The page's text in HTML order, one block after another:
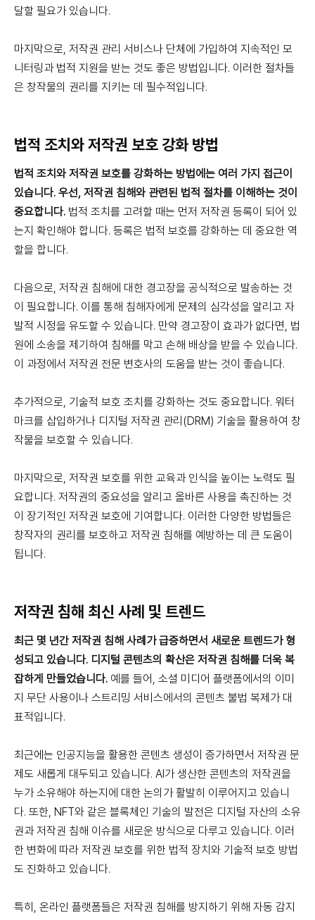
달할 필요가 있습니다.
마지막으로, 저작권 관리 서비스나 단체에 가입하여 지속적인 모
니터링과 법적 지원을 받는 것도 좋은 방법입니다. 이러한 절차들
은 창작물의 권리를 지키는 데 필수적입니다.
법적 조치와 저작권 보호 강화 방법
법적 조치와 저작권 보호를 강화하는 방법에는 여러 가지 접근이
있습니다. 우선, 저작권 침해와 관련된 법적 절차를 이해하는 것이
중요합니다. 법적 조치를 고려할 때는 먼저 저작권 등록이 되어 있
는지 확인해야 합니다. 등록은 법적 보호를 강화하는 데 중요한 역
할을 합니다.
다음으로, 저작권 침해에 대한 경고장을 공식적으로 발송하는 것
이 필요합니다. 이를 통해 침해자에게 문제의 심각성을 알리고 자
발적 시정을 유도할 수 있습니다. 만약 경고장이 효과가 없다면, 법
원에 소송을 제기하여 침해를 막고 손해 배상을 받을 수 있습니다.
이 과정에서 저작권 전문 변호사의 도움을 받는 것이 좋습니다.
추가적으로, 기술적 보호 조치를 강화하는 것도 중요합니다. 워터
마크를 삽입하거나 디지털 저작권 관리(DRM) 기술을 활용하여 창
작물을 보호할 수 있습니다.
마지막으로, 저작권 보호를 위한 교육과 인식을 높이는 노력도 필
요합니다. 저작권의 중요성을 알리고 올바른 사용을 촉진하는 것
이 장기적인 저작권 보호에 기여합니다. 이러한 다양한 방법들은
창작자의 권리를 보호하고 저작권 침해를 예방하는 데 큰 도움이
됩니다.
저작권 침해 최신 사례 및 트렌드
최근 몇 년간 저작권 침해 사례가 급증하면서 새로운 트렌드가 형
성되고 있습니다. 디지털 콘텐츠의 확산은 저작권 침해를 더욱 복
잡하게 만들었습니다. 예를 들어, 소셜 미디어 플랫폼에서의 이미
지 무단 사용이나 스트리밍 서비스에서의 콘텐츠 불법 복제가 대
표적입니다.
최근에는 인공지능을 활용한 콘텐츠 생성이 증가하면서 저작권 문
제도 새롭게 대두되고 있습니다. AI가 생산한 콘텐츠의 저작권을
누가 소유해야 하는지에 대한 논의가 활발히 이루어지고 있습니
다. 또한, NFT와 같은 블록체인 기술의 발전은 디지털 자산의 소유
권과 저작권 침해 이슈를 새로운 방식으로 다루고 있습니다. 이러
한 변화에 따라 저작권 보호를 위한 법적 장치와 기술적 보호 방법
도 진화하고 있습니다.
특히, 온라인 플랫폼들은 저작권 침해를 방지하기 위해 자동 감지